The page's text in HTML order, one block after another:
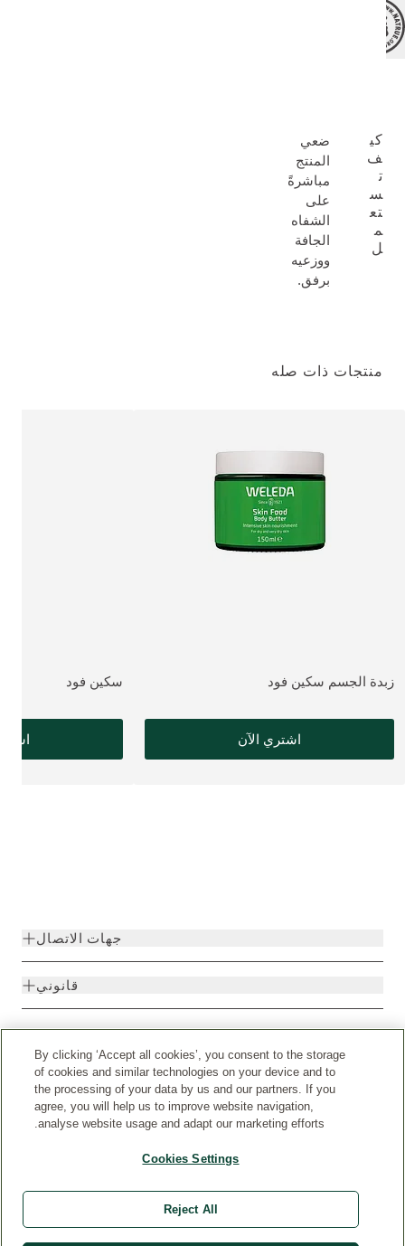
كي
ف
ت
س
تع
م
ل
ضعي
المنتج
مباشرةً
على
الشفاه
الجافة
ووزعيه
برفق.
منتجات ذات صله
عرض المنتج:
زبدة الجسم سكين فود
اشتري الآن
عرض المنتج:
سكين فود
جهات الاتصال
قانوني
البلد © Weleda 2026
By clicking ‘Accept all cookies’, you consent to the storage
of cookies and similar technologies on your device and to
the processing of your data by us and our partners. If you
agree, you will help us to improve website navigation,
analyse website usage and adapt our marketing efforts.
Cookies Settings
Reject All